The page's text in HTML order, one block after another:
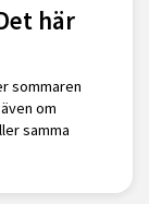
här
sommaren
om
samma